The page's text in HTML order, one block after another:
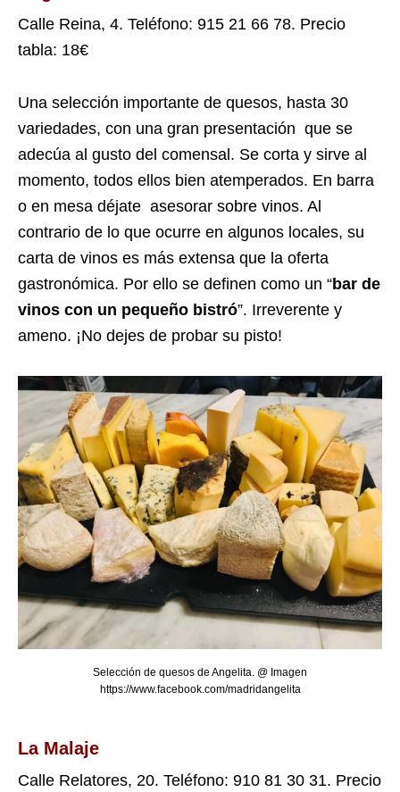
Calle Reina, 4. Teléfono: 915 21 66 78. Precio
tabla: 18€
Una selección importante de quesos, hasta 30
variedades, con una gran presentación que se
adecúa al gusto del comensal. Se corta y sirve al
momento, todos ellos bien atemperados. En barra
o en mesa déjate asesorar sobre vinos. Al
contrario de lo que ocurre en algunos locales, su
carta de vinos es más extensa que la oferta
gastronómica. Por ello se definen como un “bar de
vinos con un pequeño bistró”. Irreverente y
ameno. ¡No dejes de probar su pisto!
Selección de quesos de Angelita. @ Imagen
https://www.facebook.com/madridangelita
La Malaje
Calle Relatores, 20. Teléfono: 910 81 30 31. Precio